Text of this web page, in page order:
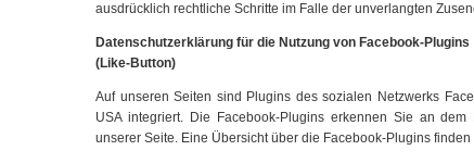
ausdrücklich rechtliche Schritte im Falle der unverlangten
Datenschutzerklärung für die Nutzung von Facebook-Plugins
(Like-Button)
Auf unseren Seiten sind Plugins des sozialen Netzwerks
USA integriert. Die Facebook-Plugins erkennen Sie an dem
unserer Seite. Eine Übersicht über die Facebook-Plugins